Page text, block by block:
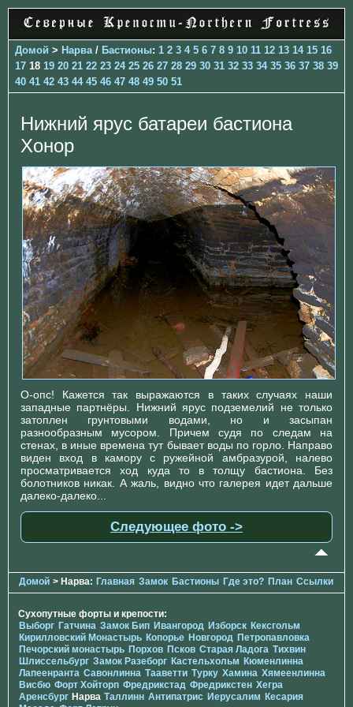
Домой > Нарва / Бастионы: 1 2 3 4 5 6 7 8 9 10 11 12 13 14 15 16
17 18 19 20 21 22 23 24 25 26 27 28 29 30 31 32 33 34 35 36 37 38 39
40 41 42 43 44 45 46 47 48 49 50 51
Нижний ярус батареи бастиона
Хонор
О-опс! Кажется так выражаются в таких случаях наши
западные партнёры. Нижний ярус подземелий не только
затоплен грунтовыми водами, но и засыпан
разнообразным мусором. Причем судя по следам на
стенах, в иные времена тут бывает воды по горло. Направо
виден вход в камору с ружейной амбразурой, налево
просматривается ход куда то в толщу бастиона. Без
болотников никак. А жаль, видно что галерея идет дальше
далеко-далеко...
Следующее фото ->
Домой > Нарва: Главная Замок Бастионы Где это? План Ссылки
Сухопутные форты и крепости:
Выборг Гатчина Замок Бип Ивангород Изборск Кексгольм
Кирилловский Монастырь Копорье Новгород Петропавловка
Печорcкий монастырь Порхов Псков Старая Ладога Тихвин
Шлиссельбург Замок Разеборг Кастельхольм Кюменлинна
Лапеенранта Савонлинна Тааветти Турку Хамина Хямеенлинна
Висбю Форт Хойторп Фредрикстад Фредрикстен Хегра
Аренсбург Нарва Таллинн Антипатрис Иерусалим Кесария